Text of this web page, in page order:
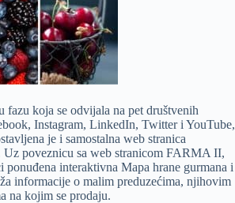
fazu koja se odvijala na pet društvenih
Instagram, LinkedIn, Twitter i YouTube,
je i samostalna web stranica
Uz poveznicu sa web stranicom FARMA II,
ponuđena interaktivna Mapa hrane gurmana i
informacije o malim preduzećima, njihovim
na kojim se prodaju.